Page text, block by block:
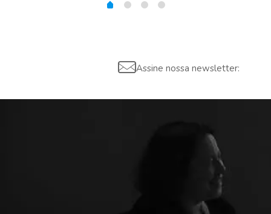
Assine nossa newsletter: